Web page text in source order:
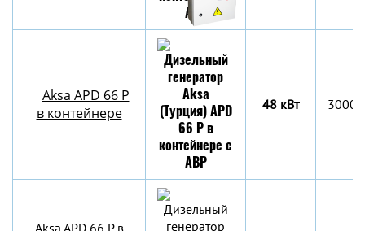
Aksa APD 66 P
в контейнере
48 кВт
Aksa APD 66 P в